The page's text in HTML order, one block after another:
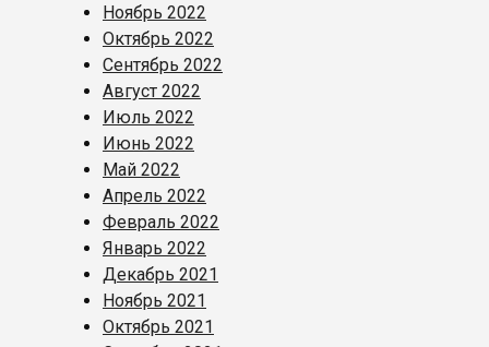
Ноябрь 2022
Октябрь 2022
Сентябрь 2022
Август 2022
Июль 2022
Июнь 2022
Май 2022
Апрель 2022
Февраль 2022
Январь 2022
Декабрь 2021
Ноябрь 2021
Октябрь 2021